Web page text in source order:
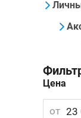
Цена
от